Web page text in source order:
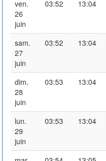
ven.
26
juin
03:52 13:04
sam.
27
juin
03:52 13:04
dim.
28
juin
03:53 13:04
lun.
29
juin
03:53 13:04